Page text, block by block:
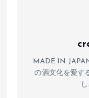
MADE IN
の酒文化を愛す